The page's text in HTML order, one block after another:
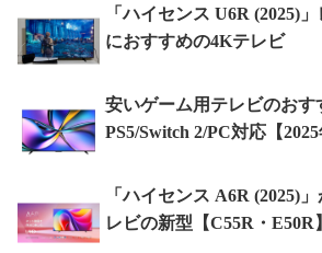
「ハイセンス U6R (2025)
におすすめの4Kテレビ
安いゲーム用テレビのおす
PS5/Switch 2/PC対応【2025
「ハイセンス A6R (2025)
レビの新型【C55R・E50R】